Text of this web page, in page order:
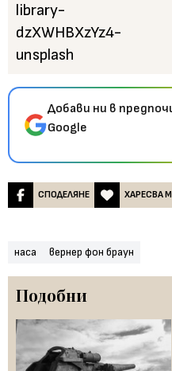
Добави ни в
Google
СПОДЕЛЯНЕ ХАРЕСВА
наса вернер фон браун
Подобни